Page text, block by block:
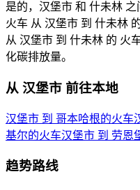
是的，汉堡市 和 什未林 之
火车 从 汉堡市 到 什未林
从 汉堡市 到 什未林 的 火
化碳排放量。
从 汉堡市 前往本地
汉堡市 到 哥本哈根的火车
基尔的火车汉堡市 到 劳恩
趋势路线